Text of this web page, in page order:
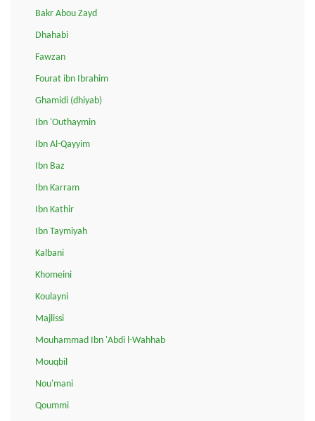
Bakr Abou Zayd
Dhahabi
Fawzan
Fourat ibn Ibrahim
Ghamidi (dhiyab)
Ibn 'Outhaymin
Ibn Al-Qayyim
Ibn Baz
Ibn Karram
Ibn Kathir
Ibn Taymiyah
Kalbani
Khomeini
Koulayni
Majlissi
Mouhammad Ibn 'Abdi l-Wahhab
Mouqbil
Nou'mani
Qoummi